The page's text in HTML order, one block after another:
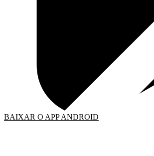
BAIXAR O APP ANDROID